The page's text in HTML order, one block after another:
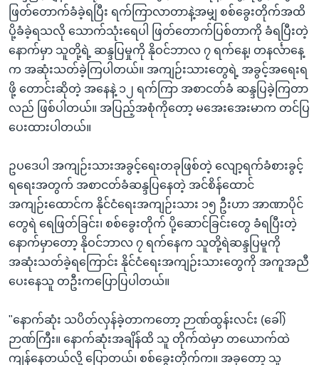
ရန်
နေရာ
သို့
ကျော်
ရန်
ဖြတ်တောက်ခံခဲ့ရပြီး ရက်ကြာလာတာနဲ့အမျှ စစ်ခွေးတိုက်အထိ
ပို့ခံခဲ့ရသလို သောက်သုံးရေပါ ဖြတ်တောက်ပြစ်တာကို ခံရပြီးတဲ့
နောက်မှာ သူတို့ရဲ့ ဆန္ဒပြမှုကို နိုဝင်ဘာလ ၇ ရက်နေ့၊ တနင်္လာနေ့
က အဆုံးသတ်ခဲ့ကြပါတယ်။ အကျဉ်းသားတွေရဲ့ အခွင့်အရေးရ
ဖို့ တောင်းဆိုတဲ့ အနေနဲ့ ၁၂ ရက်ကြာ အစာငတ်ခံ ဆန္ဒပြခဲ့ကြတာ
လည် ဖြစ်ပါတယ်။ အပြည့်အစုံကိုတော့ မအေးအေးမာက တင်ပြ
ပေးထားပါတယ်။
ဥပဒေပါ အကျဉ်းသားအခွင့်ရေးတခုဖြစ်တဲ့ လျော့ရက်ခံစားခွင့်
ရရေးအတွက် အစာငတ်ခံဆန္ဒပြနေတဲ့ အင်စိန်ထောင်
အကျဉ်းထောင်က နိုင်ငံရေးအကျဉ်းသား ၁၅ ဦးဟာ အာဏာပိုင်
တွေရဲ ရေဖြတ်ခြင်း၊ စစ်ခွေးတိုက် ပို့ဆောင်ခြင်းတွေ ခံရပြီးတဲ့
နောက်မှာတော့ နိုဝင်ဘာလ ၇ ရက်နေက သူတို့ရဲဆန္ဒပြမူကို
အဆုံးသတ်ခဲ့ရကြောင်း နိုင်ငံရေးအကျဉ်းသားတွေကို အကူအညီ
ပေးနေသူ တဦးကပြောပြပါတယ်။
"နောက်ဆုံး သပိတ်လှန်ခဲ့တာကတော့ ဉာဏ်ထွန်းလင်း (ခေါ်)
ဉာဏ်ကြီး။ နောက်ဆုံးအချိန်ထိ သူ တိုက်ထဲမှာ တယောက်ထဲ
ကျန်နေတယ်လို့ ပြောတယ်၊ စစ်ခွေးတိုက်က။ အခုတော့ သူ